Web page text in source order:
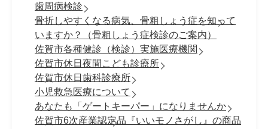
歯周病検診
骨折しやすくなる病気、骨粗しょう症を知って
いますか？（骨粗しょう症検診のご案内）
佐賀市各種健診（検診）実施医療機関
佐賀市休日夜間こども診療所
佐賀市休日歯科診療所
小児救急医療について
あなたも「ゲートキーパー」になりませんか
佐賀市6次産業認定品『いいモノさがし』の商品